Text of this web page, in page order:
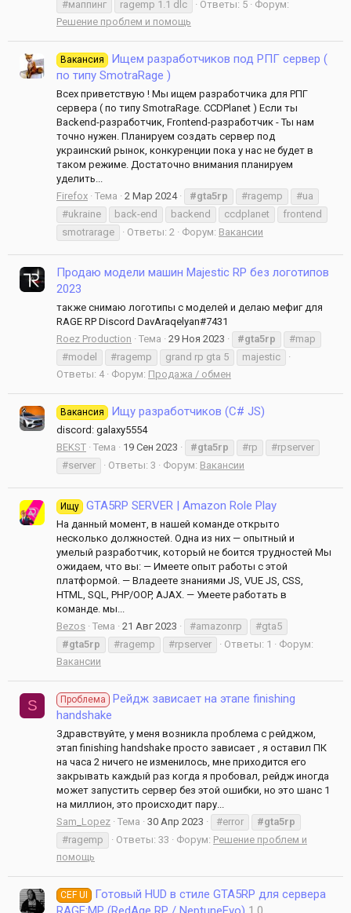
#маппинг ragemp 1.1 dlc Ответы: 5
Форум:
Решение проблем и помощь
Вакансия
Ищем разработчиков под РПГ сервер (
по типу SmotraRage )
Всех приветствую ! Мы ищем разработчика для РПГ
сервера ( по типу SmotraRage. CCDPlanet ) Если ты
Backend-разработчик, Frontend-разработчик - Ты нам
точно нужен. Планируем создать сервер под
украинский рынок, конкуренции пока у нас не будет в
таком режиме. Достаточно внимания планируем
уделить...
Firefox Тема 2 Мар 2024 #gta5rp #ragemp
#ua
#ukraine
back-end backend ccdplanet
frontend
smotrarage
Ответы: 2 Форум: Вакансии
Продаю модели машин Majestic RP без логотипов
2023
также снимаю логотипы с моделей и делаю мефиг для
RAGE RP Discord DavAraqelyan#7431
Roez Production
Тема 29 Ноя 2023 #gta5rp
#map
#model
#ragemp grand rp gta 5
majestic
Ответы: 4
Форум: Продажа / обмен
Вакансия Ищу разработчиков (C# JS)
discord: galaxy5554
BEKST Тема 19 Сен 2023 #gta5rp #rp
#rpserver
#server
Ответы: 3 Форум: Вакансии
Ищу GTA5RP SERVER | Amazon Role Play
На данный момент, в нашей команде открыто
несколько должностей. Одна из них — опытный и
умелый разработчик, который не боится трудностей Мы
ожидаем, что вы: — Имеете опыт работы с этой
платформой. — Владеете знаниями JS, VUE JS, CSS,
HTML, SQL, PHP/OOP, AJAX. — Умеете работать в
команде. мы...
Bezos Тема 21 Авг 2023 #amazonrp
#gta5
#gta5rp
#ragemp #rpserver Ответы: 1
Форум:
Вакансии
S Проблема
Рейдж зависает на этапе finishing
handshake
Здравствуйте, у меня возникла проблема с рейджом,
этап finishing handshake просто зависает , я оставил ПК
на часа 2 ничего не изменилось, мне приходится его
закрывать каждый раз когда я пробовал, рейдж иногда
может запустить сервер без этой ошибки, но это шанс 1
на миллион, это происходит пару...
Sam_Lopez Тема 30 Апр 2023 #error
#gta5rp
#ragemp
Ответы: 33 Форум: Решение проблем и
помощь
CEF UI
Готовый HUD в стиле GTA5RP для сервера